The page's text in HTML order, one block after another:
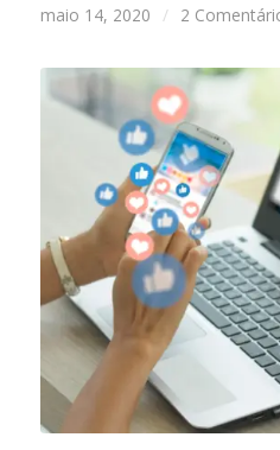
maio 14, 2020 / 2